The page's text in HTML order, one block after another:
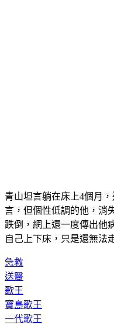
青山坦言躺在床上4個月
言，但個性低調的他，消
跌倒，網上還一度傳出他
自己上下床，只是還無法
急救
送醫
歌王
寶島歌王
一代歌王